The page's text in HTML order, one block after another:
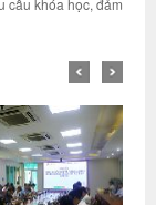
cầu khóa học, đảm